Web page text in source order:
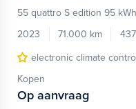
55 quattro S edition 95 kWh
2023
71.000 km
electronic climate
Kopen
Op aanvraag